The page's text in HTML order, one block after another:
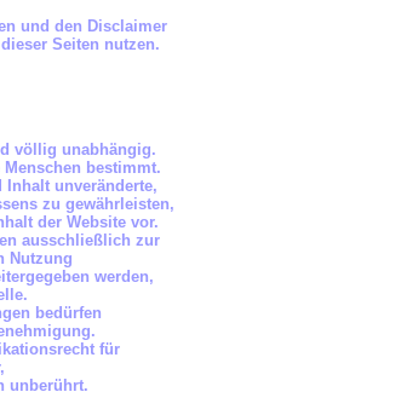
und den Disclaimer
Seiten nutzen.
völlig unabhängig.
bestimmt.
unveränderte,
zu gewährleisten,
der Website vor.
ausschließlich zur
Nutzung
werden,
bedürfen
für
unberührt.